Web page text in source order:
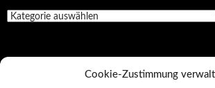
Cookie-Zustimmung
Kategorien